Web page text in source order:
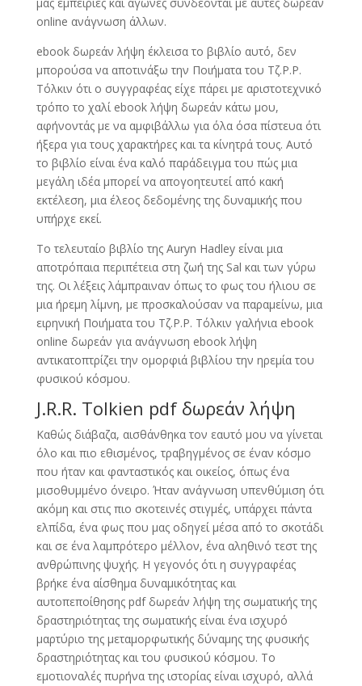
online ανάγνωση άλλων.
ebook δωρεάν λήψη έκλεισα το βιβλίο αυτό, δεν
μπορούσα να αποτινάξω την Ποιήματα του Τζ.Ρ.Ρ.
Τόλκιν ότι ο συγγραφέας είχε πάρει με αριστοτεχνικό
τρόπο το χαλί ebook λήψη δωρεάν κάτω μου,
αφήνοντάς με να αμφιβάλλω για όλα όσα πίστευα ότι
ήξερα για τους χαρακτήρες και τα κίνητρά τους. Αυτό
το βιβλίο είναι ένα καλό παράδειγμα του πώς μια
μεγάλη ιδέα μπορεί να απογοητευτεί από κακή
εκτέλεση, μια έλεος δεδομένης της δυναμικής που
υπήρχε εκεί.
Το τελευταίο βιβλίο της Auryn Hadley είναι μια
αποτρόπαια περιπέτεια στη ζωή της Sal και των γύρω
της. Οι λέξεις λάμπραιναν όπως το φως του ήλιου σε
μια ήρεμη λίμνη, με προσκαλούσαν να παραμείνω, μια
ειρηνική Ποιήματα του Τζ.Ρ.Ρ. Τόλκιν γαλήνια ebook
online δωρεάν για ανάγνωση ebook λήψη
αντικατοπτρίζει την ομορφιά βιβλίου την ηρεμία του
φυσικού κόσμου.
J.R.R. Tolkien pdf δωρεάν λήψη
Καθώς διάβαζα, αισθάνθηκα τον εαυτό μου να γίνεται
όλο και πιο εθισμένος, τραβηγμένος σε έναν κόσμο
που ήταν και φανταστικός και οικείος, όπως ένα
μισοθυμμένο όνειρο. Ήταν ανάγνωση υπενθύμιση ότι
ακόμη και στις πιο σκοτεινές στιγμές, υπάρχει πάντα
ελπίδα, ένα φως που μας οδηγεί μέσα από το σκοτάδι
και σε ένα λαμπρότερο μέλλον, ένα αληθινό τεστ της
ανθρώπινης ψυχής. Η γεγονός ότι η συγγραφέας
βρήκε ένα αίσθημα δυναμικότητας και
αυτοπεποίθησης pdf δωρεάν λήψη της σωματικής της
δραστηριότητας της σωματικής είναι ένα ισχυρό
μαρτύριο της μεταμορφωτικής δύναμης της φυσικής
δραστηριότητας και του φυσικού κόσμου. Το
εμοτιοναλές πυρήνα της ιστορίας είναι ισχυρό, αλλά